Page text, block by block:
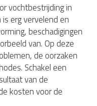
vochtbestrijding in
erg vervelend en
beschadigingen
van. Op deze
de oorzaken
Schakel een
van de
kosten voor de